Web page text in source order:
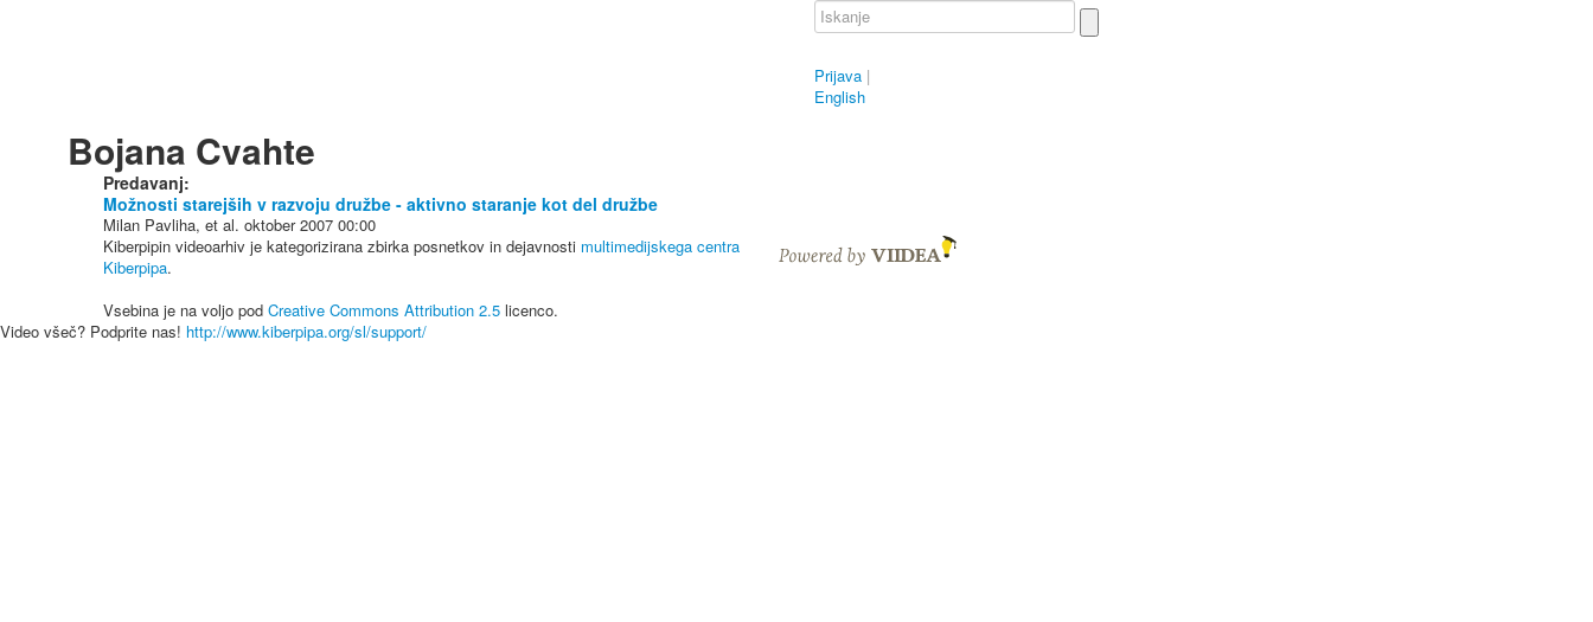
Prijava |
English
Bojana Cvahte
Predavanj:
Možnosti starejših v razvoju družbe - aktivno staranje kot del družbe
Milan Pavliha, et al. oktober 2007 00:00
Kiberpipin videoarhiv je kategorizirana zbirka posnetkov in dejavnosti multimedijskega centra
Kiberpipa.
Vsebina je na voljo pod Creative Commons Attribution 2.5 licenco.
Video všeč? Podprite nas! http://www.kiberpipa.org/sl/support/